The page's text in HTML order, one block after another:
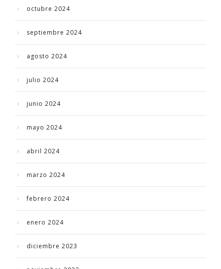
octubre 2024
septiembre 2024
agosto 2024
julio 2024
junio 2024
mayo 2024
abril 2024
marzo 2024
febrero 2024
enero 2024
diciembre 2023